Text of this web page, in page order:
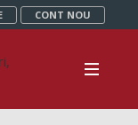
CONT NOU